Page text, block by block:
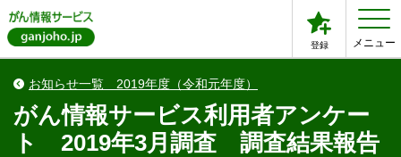
登録 メニュー
お知らせ一覧 2019年度（令和元年度）
がん情報サービス利用者アンケー
ト 2019年3月調査 調査結果報告